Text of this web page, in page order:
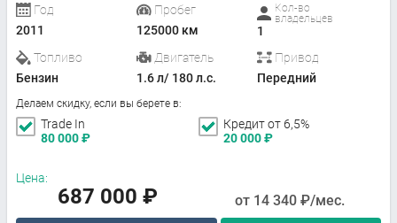
Год
2011
Пробег
125000 км
Кол-во
владельцев
1
Топливо
Бензин
Двигатель
1.6 л/ 180 л.с.
Привод
Передний
Делаем скидку, если вы берете в:
Trade In
80 000₽
Кредит от 6,5%
20 000₽
Цена:
687 000 ₽ от 14 340 ₽/мес.